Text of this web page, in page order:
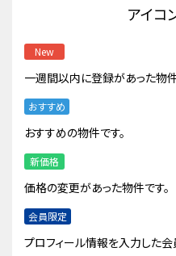
アイコ
New
一週間以内に登録があった物件
おすすめ
おすすめの物件です。
新価格
価格の変更があった物件です。
会員限定
プロフィール情報を入力した